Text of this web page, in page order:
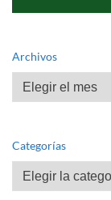
Archivos
Archivos
Categorías
Categorías